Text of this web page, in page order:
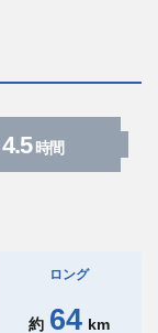
4.5 時間
ロング
約 64 km